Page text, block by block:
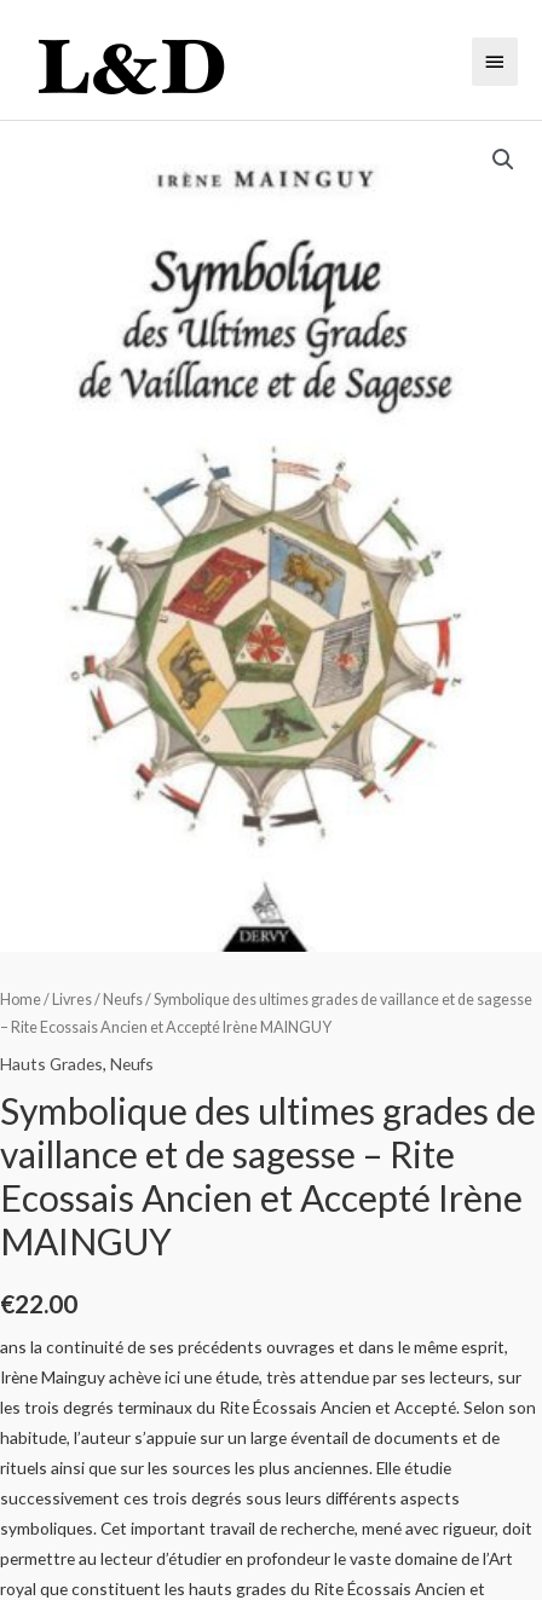
Home/ Livres/ Neufs/ Symbolique des ultimes grades de vaillance et de sagesse
– Rite Ecossais Ancien et Accepté Irène MAINGUY
Hauts Grades, Neufs
Symbolique des ultimes grades de
vaillance et de sagesse – Rite
Ecossais Ancien et Accepté Irène
MAINGUY
€22.00
ans la continuité de ses précédents ouvrages et dans le même esprit,
Irène Mainguy achève ici une étude, très attendue par ses lecteurs, sur
les trois degrés terminaux du Rite Écossais Ancien et Accepté. Selon son
habitude, l’auteur s’appuie sur un large éventail de documents et de
rituels ainsi que sur les sources les plus anciennes. Elle étudie
successivement ces trois degrés sous leurs différents aspects
symboliques. Cet important travail de recherche, mené avec rigueur, doit
permettre au lecteur d’étudier en profondeur le vaste domaine de l’Art
royal que constituent les hauts grades du Rite Écossais Ancien et